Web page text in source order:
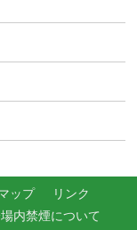
ップ
リンク
内禁煙について